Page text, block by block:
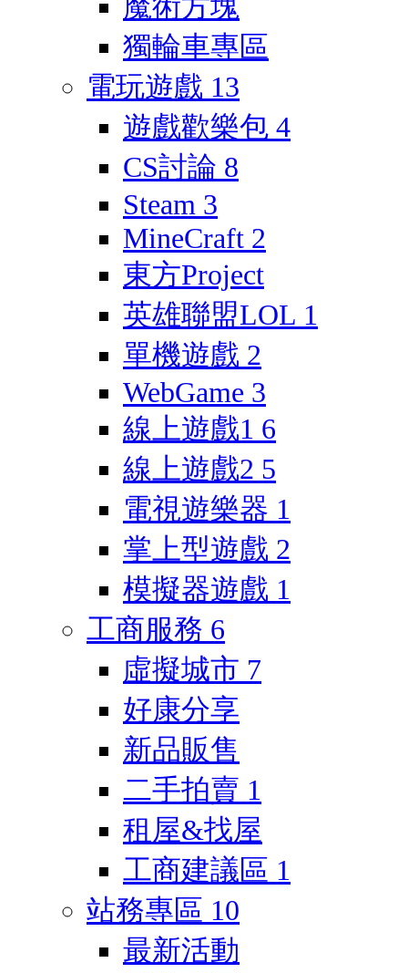
獨輪車專區
電玩遊戲 13
遊戲歡樂包 4
CS討論 8
Steam 3
MineCraft 2
東方Project
英雄聯盟LOL 1
單機遊戲 2
WebGame 3
線上遊戲1 6
線上遊戲2 5
電視遊樂器 1
掌上型遊戲 2
模擬器遊戲 1
工商服務 6
虛擬城市 7
好康分享
新品販售
二手拍賣 1
租屋&找屋
工商建議區 1
站務專區 10
最新活動